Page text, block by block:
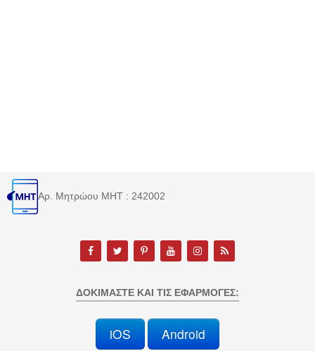
Αρ. Μητρώου MHT : 242002
ΔΟΚΙΜΆΣΤΕ ΚΑΙ ΤΙΣ ΕΦΑΡΜΟΓΈΣ:
iOS Android